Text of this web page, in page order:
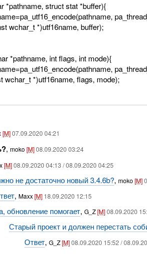
*pathname, struct stat *buffer){
wchar_t *)utf16name, buffer);
*pathname, int flags, int mode){
wchar_t *)utf16name, flags, mode);
[M] 07.09.2020 04:21
, moko[M]08.09.2020 03:24
[M]08.09.2020 04:13 / 08.09.2020 04:25
не достаточно новый 3.4.6b?, moko[M]
, Maxx[M] 18.09.2020 12:15
обновление помогает,G_Z[M]08.09.2020
Старый проект и должен перестать
Ответ, G_Z[M]08.09.2020 15:52 /